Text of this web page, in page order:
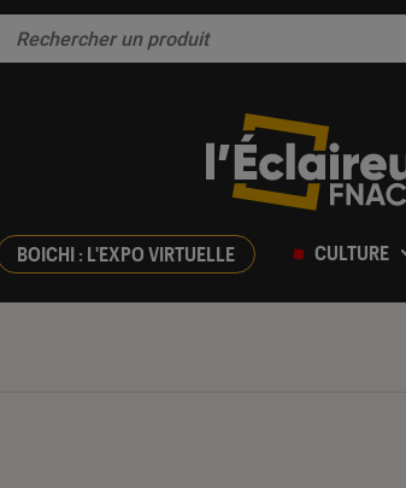
BOICHI : L'EXPO VIRTUELLE CULTURE